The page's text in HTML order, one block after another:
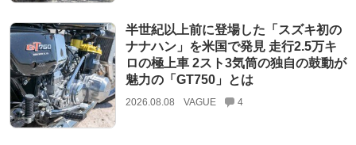
半世紀以上前に登場した「スズキ初の
ナナハン」を米国で発見 走行2.5万キ
ロの極上車 2スト3気筒の独自の鼓動が
魅力の「GT750」とは
2026.08.08 VAGUE 4